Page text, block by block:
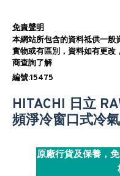
免責聲明
本網站所包含的資料祗供一般
實物或有區別，資料如有更改
商查詢了解
編號:15475
HITACHI 日立
頻淨冷窗口式冷
原廠行貨及保養，